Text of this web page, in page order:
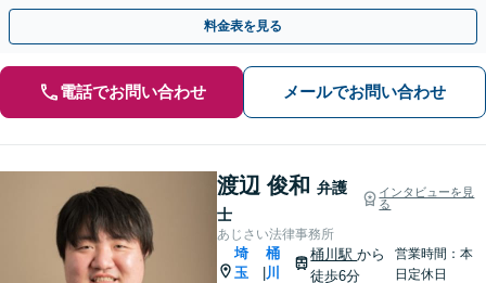
クレーム対応など幅広く【休日・夜間面談可】
料金表を見る
電話でお問い合わせ メールでお問い合わせ
渡辺 俊和 弁護
士
インタビューを見
る
あじさい法律事務所
埼
玉
桶
川
桶川駅から
徒歩6分
営業時間：本
日定休日